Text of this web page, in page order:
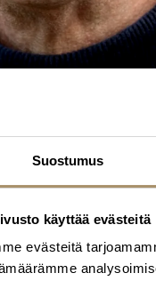
Suostumus
käyttää evästeitä
evästeitä